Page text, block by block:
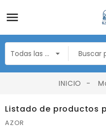
INICIO
Listado de productos
AZOR